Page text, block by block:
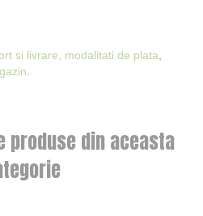
si livrare, modalitati de plata
produse din aceasta